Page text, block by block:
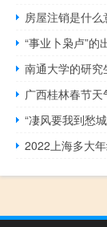
房屋注销是什么
“事业卜枭卢”的
南通大学的研
广西桂林春节
“凄风要我到愁
2022上海多大